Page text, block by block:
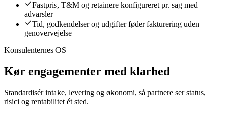
Fastpris, T&M og retainere konfigureret pr. sag med
advarsler
Tid, godkendelser og udgifter føder fakturering uden
genovervejelse
Konsulenternes OS
Kør engagementer med klarhed
Standardisér intake, levering og økonomi, så partnere ser status,
risici og rentabilitet ét sted.